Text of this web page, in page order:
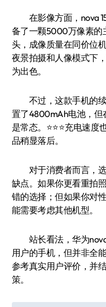
在影像方面，nova
备了一颗5000万像素的
头，成像质量在同价位
夜景拍摄和人像模式下
为出色。
不过，这款手机的续
置了4800mAh电池，但
是常态。⭐️⭐️⭐️充电速
品稍显落后。
对于消费者而言，选
缺点。如果你更看重拍
错的选择；但如果你对
能需要考虑其他机型。
站长看法，华为nova
用户的手机，但并非全
参考真实用户评价，并
策。